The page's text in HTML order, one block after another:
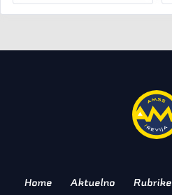
proleće?
Home Aktuelno Rubrike